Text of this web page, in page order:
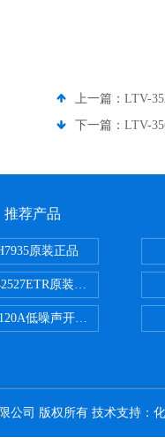
上一篇： LTV-
下一篇： LTV-
推荐产品
原装正品
原装正品
低噪声开关电容器原装正
公司 版权所有 技术支持：